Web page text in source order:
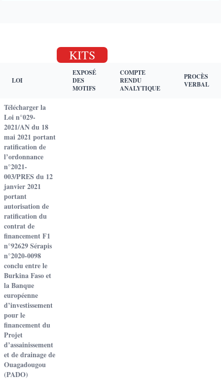
KITS
LOI
EXPOSÉ
DES
MOTIFS
COMPTE
RENDU
ANALYTIQUE
PROCÈS
VERBAL
Télécharger la
Loi n°029-
2021/AN du 18
mai 2021 portant
ratification de
l’ordonnance
n°2021-
003/PRES du 12
janvier 2021
portant
autorisation de
ratification du
contrat de
financement F1
n°92629 Sérapis
n°2020-0098
conclu entre le
Burkina Faso et
la Banque
européenne
d’investissement
pour le
financement du
Projet
d’assainissement
et de drainage de
Ouagadougou
(PADO)